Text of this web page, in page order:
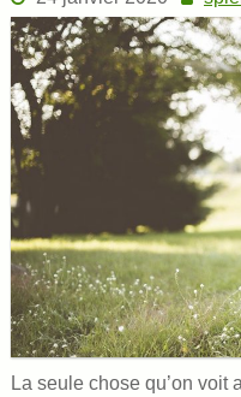
La seule chose qu’on voit